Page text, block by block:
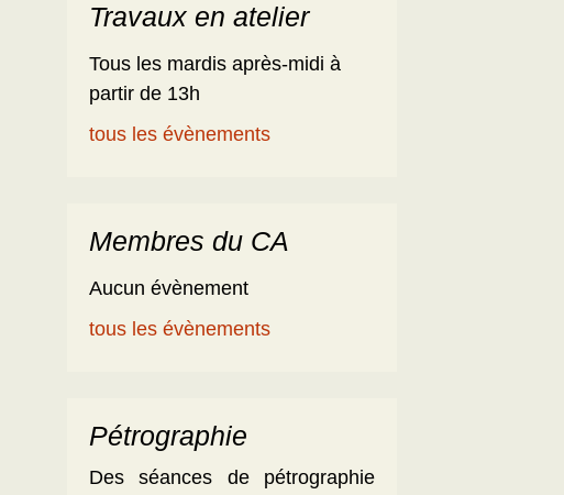
Travaux en atelier
Tous les mardis après-midi à
partir de 13h
tous les évènements
Membres du CA
Aucun évènement
tous les évènements
Pétrographie
Des séances de pétrographie